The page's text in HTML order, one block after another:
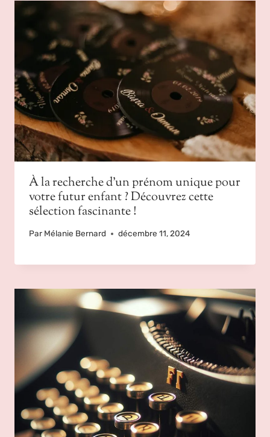
À la recherche d’un prénom unique pour
votre futur enfant ? Découvrez cette
sélection fascinante !
Par Mélanie Bernard décembre 11, 2024